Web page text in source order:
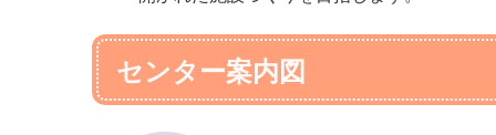
センター案内図